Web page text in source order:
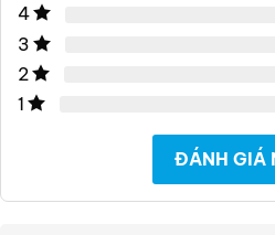
4
3
2
1
ĐÁNH GIÁ